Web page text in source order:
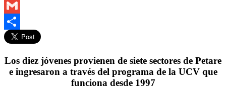
Telegram
Gmail
Compartir
Los diez jóvenes provienen de siete sectores de Petare
e ingresaron a través del programa de la UCV que
funciona desde 1997